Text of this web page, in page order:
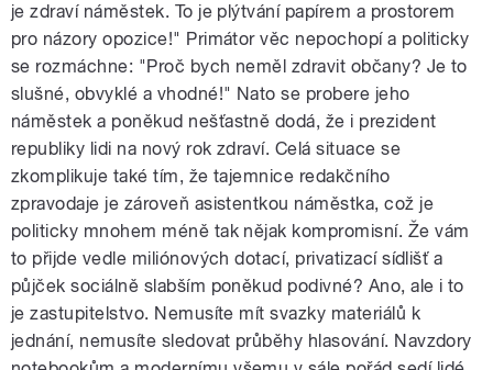
je zdraví náměstek. To je plýtvání papírem a prostorem
pro názory opozice!" Primátor věc nepochopí a politicky
se rozmáchne: "Proč bych neměl zdravit občany? Je to
slušné, obvyklé a vhodné!" Nato se probere jeho
náměstek a poněkud nešťastně dodá, že i prezident
republiky lidi na nový rok zdraví. Celá situace se
zkomplikuje také tím, že tajemnice redakčního
zpravodaje je zároveň asistentkou náměstka, což je
politicky mnohem méně tak nějak kompromisní. Že vám
to přijde vedle miliónových dotací, privatizací sídlišť a
půjček sociálně slabším poněkud podivné? Ano, ale i to
je zastupitelstvo. Nemusíte mít svazky materiálů k
jednání, nemusíte sledovat průběhy hlasování. Navzdory